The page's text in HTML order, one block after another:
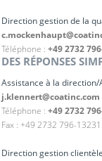
Direction gestion de la
Téléphone : +49 2732
DES RÉPONSES
Assistance à la direction/
j.klennert@coatinc.com
Téléphone : +49 2732
Fax : +49 2732 796-13231
Direction gestion